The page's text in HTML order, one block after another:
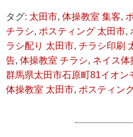
タグ: 太田市, 体操教室 集客,
チラシ, ポスティング 太田市,
ラシ配り 太田市, チラシ印刷
告, 体操教室 チラシ, ネイス体
群馬県太田市石原町81イオン
体操教室 太田市, ポスティン